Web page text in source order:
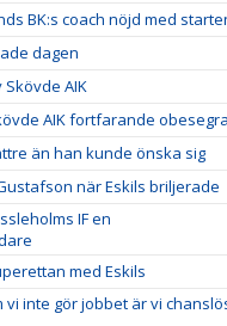
BK:s coach nöjd med
dagen
AIK
AIK fortfarande
än han kunde önska sig
när Eskils briljerade
IF en
med Eskils
vi inte gör jobbet är vi